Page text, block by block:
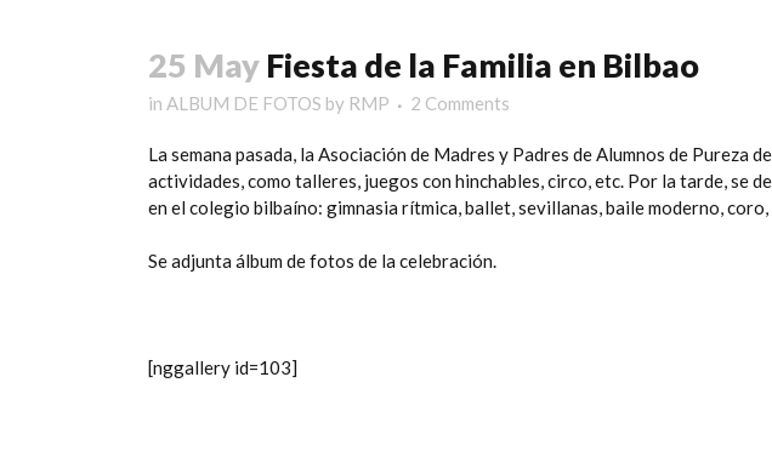
25 May Fiesta de la Familia en Bilbao
in ALBUM DE FOTOS by RMP 2 Comments
La semana pasada, la Asociación de Madres y Padres de Alumnos de Pureza
actividades, como talleres, juegos con hinchables, circo, etc. Por la tarde,
en el colegio bilbaíno: gimnasia rítmica, ballet, sevillanas, baile moderno,
Se adjunta álbum de fotos de la celebración.
[nggallery id=103]